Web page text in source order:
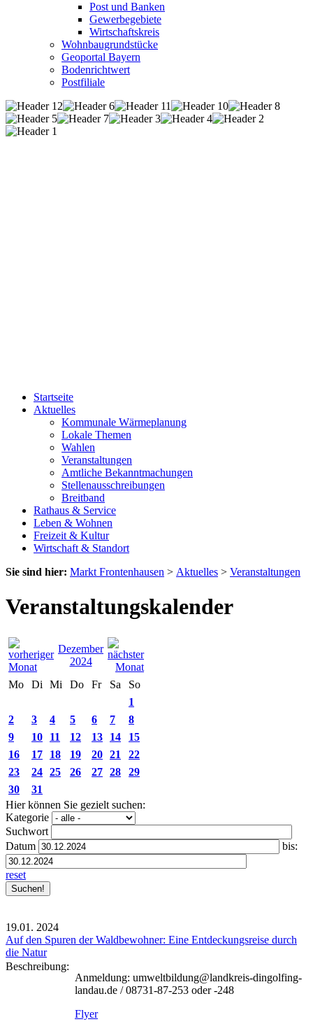
Post und Banken
Gewerbegebiete
Wirtschaftskreis
Wohnbaugrundstücke
Geoportal Bayern
Bodenrichtwert
Postfiliale
Startseite
Aktuelles
Kommunale Wärmeplanung
Lokale Themen
Wahlen
Veranstaltungen
Amtliche Bekanntmachungen
Stellenausschreibungen
Breitband
Rathaus & Service
Leben & Wohnen
Freizeit & Kultur
Wirtschaft & Standort
Sie sind hier: Markt Frontenhausen > Aktuelles > Veranstaltungen
Veranstaltungskalender
Dezember
2024
Mo
Di Mi Do Fr Sa
So
1
2
3 4 5 6 7
8
9
10 11 12 13 14
15
16
17 18 19 20 21
22
23
24 25 26 27 28
29
30
31
Hier können Sie gezielt suchen:
Kategorie
Suchwort
Datum
bis:
reset
19.01. 2024
Auf den Spuren der Waldbewohner: Eine Entdeckungsreise durch
die Natur
Beschreibung:
Anmeldung: umweltbildung@landkreis-dingolfing-
landau.de / 08731-87-253 oder -248
Flyer